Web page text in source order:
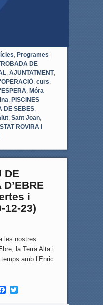
, Programes
DE
, AJUNTATMENT,
, curs,
, Móra
, PISCINES
DE SEBES,
, Sant Joan,
ROVIRA I
DE
D’EBRE
i
12-23)
les nostres
la Terra Alta i
amb l’Enric
F
T